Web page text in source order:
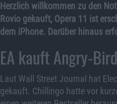
Herzlich willkommen zu den
Rovio gekauft, Opera 11 ist
dem iPhone. Darüber hinaus
EA kauft Angry-
Laut Wall Street Journal hat
gekauft. Chillingo hatte vor